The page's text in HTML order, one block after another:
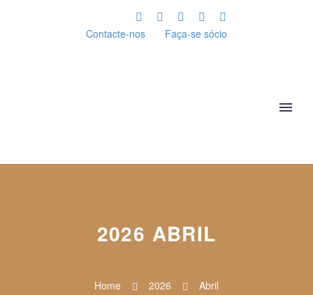
Contacte-nos Faça-se sócio
2026 ABRIL
Home 2026 Abril